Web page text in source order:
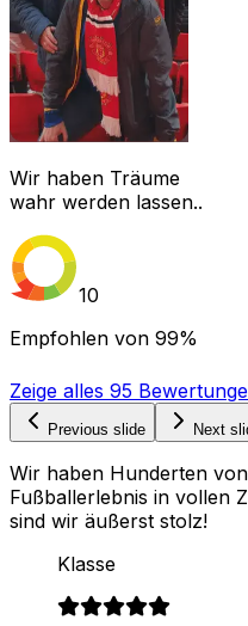
Wir haben Träume
wahr werden lassen..
10
Empfohlen von 99%
Zeige alles 95
Previous slide Next
Wir haben Hunderten
Fußballerlebnis in vollen
sind wir äußerst stolz!
Klasse